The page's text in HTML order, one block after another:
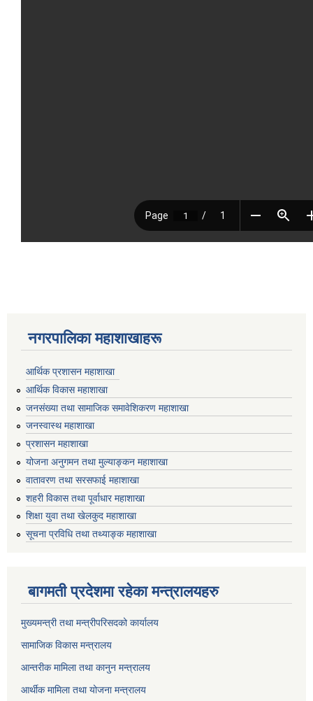
नगरपालिका महाशाखाहरू
आर्थिक प्रशासन महाशाखा
आर्थिक विकास महाशाखा
जनसंख्या तथा सामाजिक समावेशिकरण महाशाखा
जनस्वास्थ महाशाखा
प्रशासन महाशाखा
योजना अनुगमन तथा मुल्याङ्कन महाशाखा
वातावरण तथा सरसफाई महाशाखा
शहरी विकास तथा पूर्वाधार महाशाखा
शिक्षा युवा तथा खेलकुद महाशाखा
सूचना प्रविधि तथा तथ्याङ्क महाशाखा
बागमती प्रदेशमा रहेका मन्त्रालयहरु
मुख्यमन्त्री तथा मन्त्रीपरिसदको कार्यालय
सामाजिक विकास मन्त्रालय
आन्तरीक मामिला तथा कानुन मन्त्रालय
आर्थीक मामिला तथा योजना मन्त्रालय